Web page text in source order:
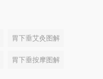
胃下垂艾灸图解
胃下垂按摩图解